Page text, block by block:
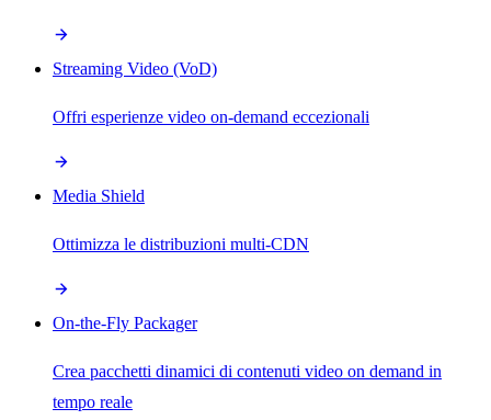
Streaming Video (VoD)
Offri esperienze video on-demand eccezionali
Media Shield
Ottimizza le distribuzioni multi-CDN
On-the-Fly Packager
Crea pacchetti dinamici di contenuti video on demand in
tempo reale